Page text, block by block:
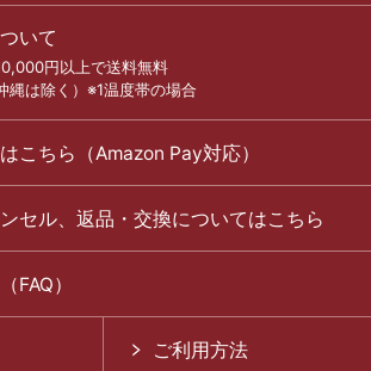
いて
円以上で送料無料
縄は除く）※1温度帯の場合
こちら（Amazon Pay対応）
セル、返品・交換についてはこちら
FAQ）
ご利用方法